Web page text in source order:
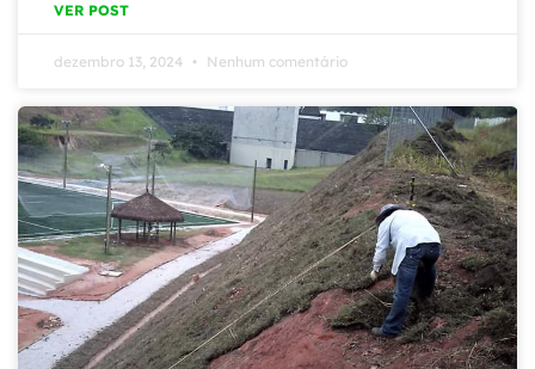
VER POST
dezembro 13, 2024 Nenhum comentário